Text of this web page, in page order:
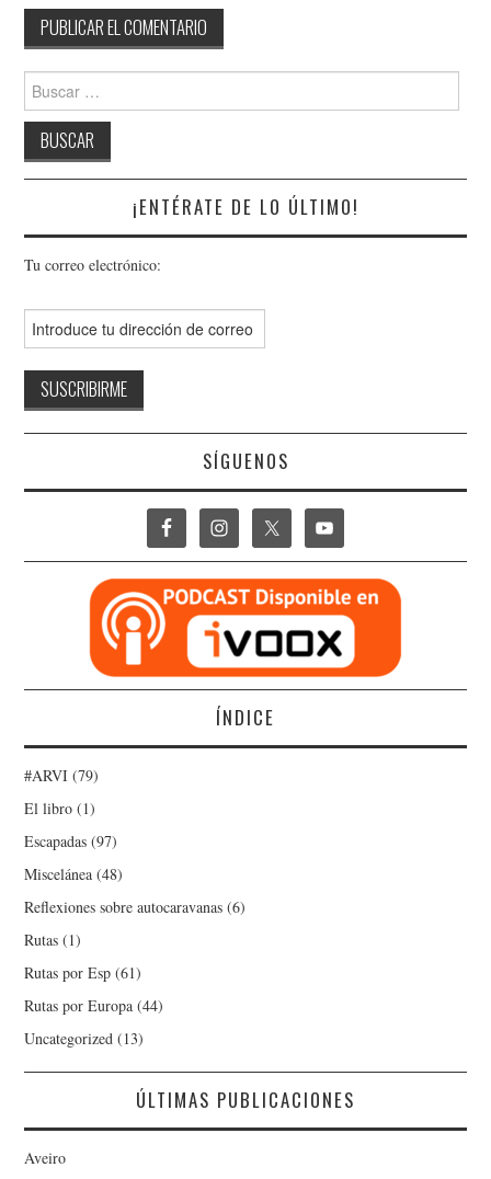
Buscar:
¡ENTÉRATE DE LO ÚLTIMO!
Tu correo electrónico:
SÍGUENOS
ÍNDICE
#ARVI (79)
El libro (1)
Escapadas (97)
Miscelánea (48)
Reflexiones sobre autocaravanas (6)
Rutas (1)
Rutas por Esp (61)
Rutas por Europa (44)
Uncategorized (13)
ÚLTIMAS PUBLICACIONES
Aveiro